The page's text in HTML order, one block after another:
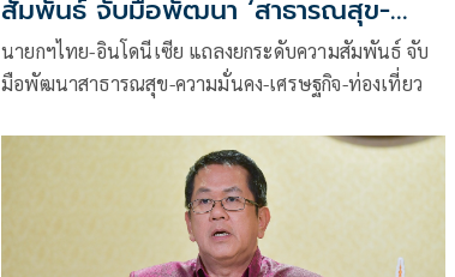
สัมพันธ์ จับมือพัฒนา ‘สาธารณสุข-
มั่นคง-เศรษฐกิจ-ท่องเที่ยว’
นายกฯไทย-อินโดนีเซีย แถลงยกระดับความสัมพันธ์ จับ
มือพัฒนาสาธารณสุข-ความมั่นคง-เศรษฐกิจ-ท่องเที่ยว